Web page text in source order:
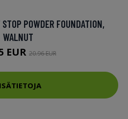
POWDER FOUNDATION,
WALNUT
EUR 20.96 EUR